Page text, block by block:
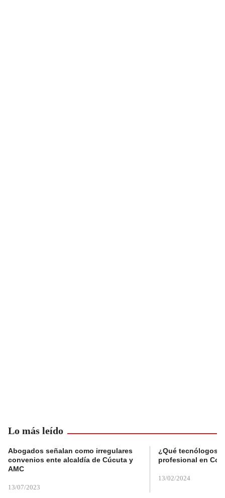
Lo más leído
Abogados señalan como irregulares
convenios ente alcaldía de Cúcuta y
AMC
13/07/2023
¿Qué tecnólogos
profesional en
13/02/2024